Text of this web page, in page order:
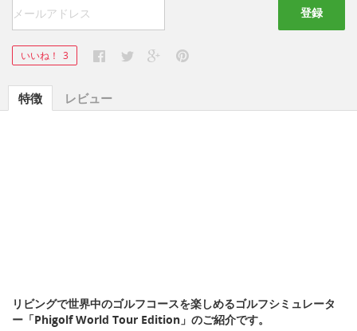
登録
いいね！ 3
特徴 レビュー
リビングで世界中のゴルフコースを楽しめるゴルフシミュレータ
ー「Phigolf World Tour Edition」のご紹介です。